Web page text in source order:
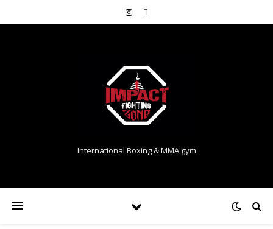
International Boxing & MMA gym